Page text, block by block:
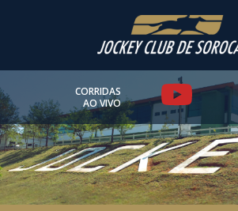
CORRIDAS
AO VIVO
Y
o
u
t